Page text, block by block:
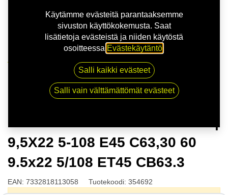
NITRO MOMENTUM FF G.BLK | 9,5X22 5-108 E45
C63,30 60 9.5x22 5/108 ET45 CB63.3
9,5X22 5-108 E45 C63,30 60
9.5x22 5/108 ET45 CB63.3
EAN: 7332818113058 Tuotekoodi: 354692
Käytämme evästeitä parantaaksemme
sivuston käyttökokemusta. Saat
lisätietoja evästeistä ja niiden käytöstä
osoitteessa Evästekäytäntö
Salli kaikki evästeet
Salli vain välttämättömät evästeet